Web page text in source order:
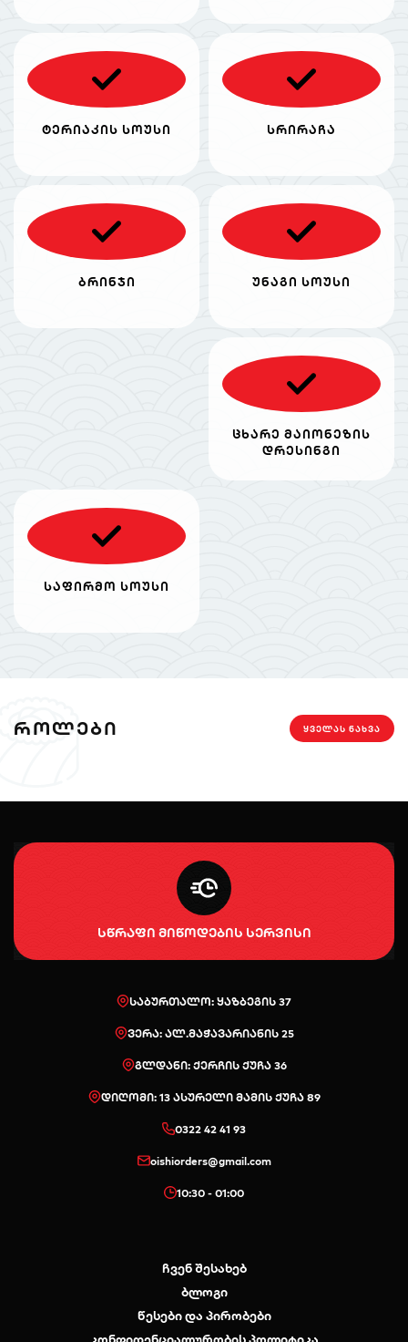
ტერიაკის სოუსი სრირაჩა
ბრინჯი უნაგი სოუსი
ცხარე მაიონეზის
დრესინგი
საფირმო სოუსი
ᲠᲝᲚᲔᲑᲘ ᲧᲕᲔᲚᲐᲡ ᲜᲐᲮᲕᲐ
სწრაფი მიწოდების სერვისი
საბურთალო: ყაზბეგის 37
ვერა: ალ.მაჭავარიანის 25
გლდანი: ქერჩის ქუჩა 36
დიღომი: 13 ასურელი მამის ქუჩა 89
0322 42 41 93
oishiorders@gmail.com
10:30 - 01:00
ჩვენ შესახებ
ბლოგი
წესები და პირობები